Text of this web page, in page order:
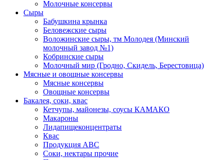
Молочные консервы
Сыры
Бабушкина крынка
Беловежские сыры
Воложинские сыры, тм Молодея (Минский
молочный завод №1)
Кобринские сыры
Молочный мир (Гродно, Скидель, Берестовица)
Мясные и овощные консервы
Мясные консервы
Овощные консервы
Бакалея, соки, квас
Кетчупы, майонезы, соусы КАМАКО
Макароны
Лидапищеконцентраты
Квас
Продукция АВС
Соки, нектары прочие